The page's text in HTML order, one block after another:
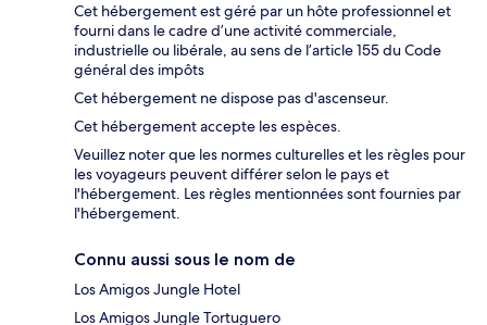
Cet hébergement est géré par un hôte professionnel et
fourni dans le cadre d’une activité commerciale,
industrielle ou libérale, au sens de l’article 155 du Code
général des impôts
Cet hébergement ne dispose pas d'ascenseur.
Cet hébergement accepte les espèces.
Veuillez noter que les normes culturelles et les règles pour
les voyageurs peuvent différer selon le pays et
l'hébergement. Les règles mentionnées sont fournies par
l'hébergement.
Connu aussi sous le nom de
Los Amigos Jungle Hotel
Los Amigos Jungle Tortuguero